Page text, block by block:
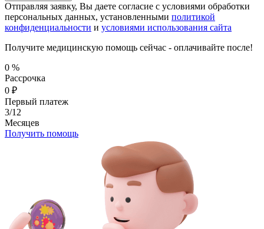
Отправляя заявку, Вы даете согласие с условиями обработки
персональных данных, установленными политикой
конфиденциальности и условиями использования сайта
Получите медицинскую помощь сейчас - оплачивайте после!
0 %
Рассрочка
0 ₽
Первый платеж
3/12
Месяцев
Получить помощь